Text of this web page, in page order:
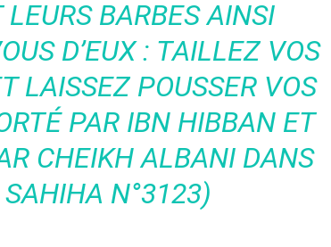
BARBES AINSI
D’EUX : TAILLEZ VOS
LAISSEZ POUSSER VOS
PAR IBN HIBBAN ET
CHEIKH ALBANI DANS
N°3123)